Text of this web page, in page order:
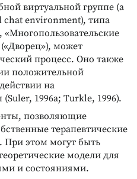
виртуальной группе (a
environment), типа
может
процесс. Оно также
положительной
на
1996a; Turkle, 1996).
позволяющие
терапевтические
При этом могут быть
модели для
и состояниями.